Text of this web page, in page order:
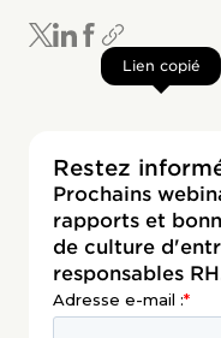
Lien copié
Restez
Prochains
rapports et
de culture
responsables